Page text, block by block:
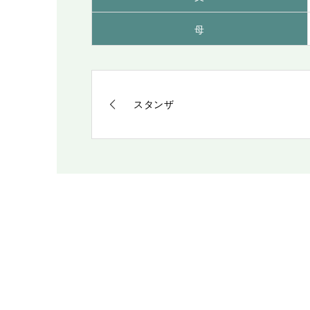
母
スタンザ